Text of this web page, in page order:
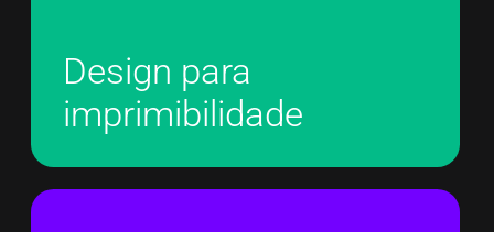
Design para
imprimibilidade